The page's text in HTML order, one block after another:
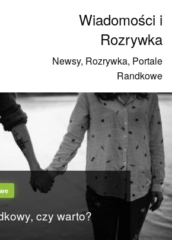
Wiadomości i
Rozrywka
Newsy, Rozrywka, Portale
Randkowe
czy warto?